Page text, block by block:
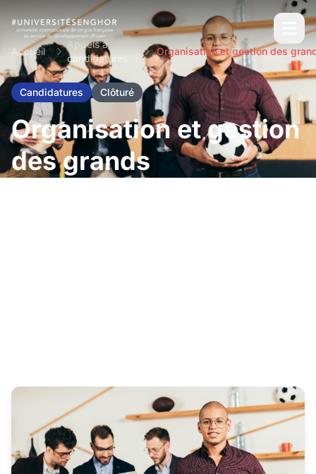
Accueil
Appels à
candidatures
Candidatures Clôturé
Organisation et gestion
des grands